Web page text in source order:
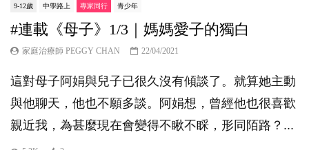
9-12歲 中學路上 專家同行 青少年
#連載《母子》1/3｜媽媽愛子的獨白
家庭治療師 PEGGY CHAN 22/04/2021
這對母子阿娟與兒子已很久沒有傾談了。就算她主動
與他聊天，他也不願多談。阿娟想，曾經他也很喜歡
親近我，為甚麼現在會變得不瞅不睬，形同陌路？...